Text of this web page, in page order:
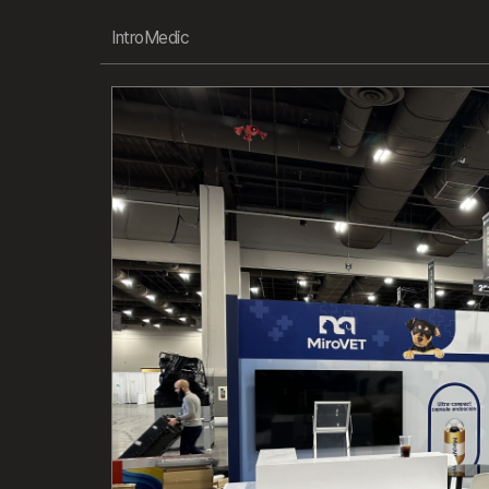
IntroMedic